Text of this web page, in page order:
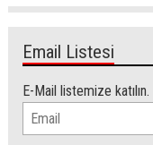
Email Listesi
E-Mail listemize katılın.